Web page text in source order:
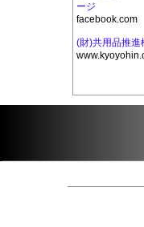
ージ
facebook.com
(財)共用品推進